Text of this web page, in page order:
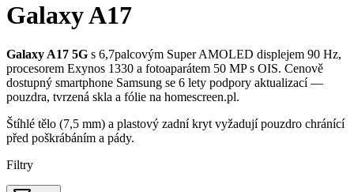
Galaxy A17
Galaxy A17 5G s 6,7palcovým Super AMOLED displejem 90 Hz,
procesorem Exynos 1330 a fotoaparátem 50 MP s OIS. Cenově
dostupný smartphone Samsung se 6 lety podpory aktualizací —
pouzdra, tvrzená skla a fólie na homescreen.pl.
Štíhlé tělo (7,5 mm) a plastový zadní kryt vyžadují pouzdro chránící
před poškrábáním a pády.
Filtry